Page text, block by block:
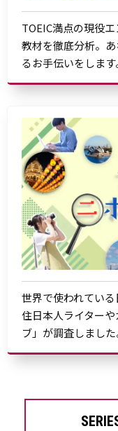
TOEIC満点の現役
教材を徹底分析。
るお手伝いをします
世界で使われてい
住日本人ライター
ブ」が調査しました